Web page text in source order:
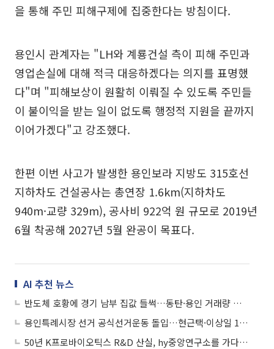
을 통해 주민 피해구제에 집중한다는 방침이다.
용인시 관계자는 "LH와 계룡건설 측이 피해 주민과
영업손실에 대해 적극 대응하겠다는 의지를 표명했
다"며 "피해보상이 원활히 이뤄질 수 있도록 주민들
이 불이익을 받는 일이 없도록 행정적 지원을 끝까지
이어가겠다"고 강조했다.
한편 이번 사고가 발생한 용인보라 지방도 315호선
지하차도 건설공사는 총연장 1.6km(지하차도
940m·교량 329m), 공사비 922억 원 규모로 2019년
6월 착공해 2027년 5월 완공이 목표다.
AI 추천 뉴스
반도체 호황에 경기 남부 집값 들썩…동탄·용인 거래량 급증
용인특례시장 선거 공식선거운동 돌입…현근택·이상일 13일 열전
50년 K프로바이오틱스 R&D 산실, hy중앙연구소를 가다...“5096종 균주로 해외시장 정조준”